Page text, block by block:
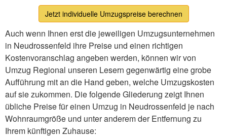
Jetzt individuelle Umzugspreise berechnen
Auch wenn Ihnen erst die jeweiligen Umzugsunternehmen
in Neudrossenfeld ihre Preise und einen richtigen
Kostenvoranschlag angeben werden, können wir von
Umzug Regional unseren Lesern gegenwärtig eine grobe
Aufführung mit an die Hand geben, welche Umzugskosten
auf sie zukommen. Die folgende Gliederung zeigt Ihnen
übliche Preise für einen Umzug in Neudrossenfeld je nach
Wohnraumgröße und unter anderem der Entfernung zu
Ihrem künftigen Zuhause: